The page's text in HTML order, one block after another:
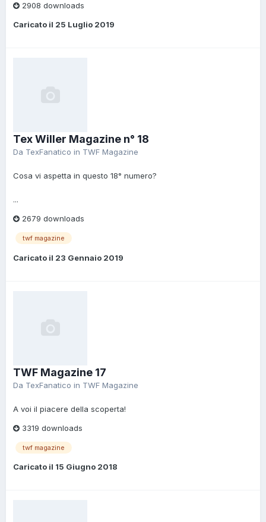
2908 downloads
Caricato il 25 Luglio 2019
Tex Willer Magazine n° 18
Da TexFanatico in TWF Magazine
Cosa vi aspetta in questo 18° numero?
...
2679 downloads
twf magazine
Caricato il 23 Gennaio 2019
TWF Magazine 17
Da TexFanatico in TWF Magazine
A voi il piacere della scoperta!
3319 downloads
twf magazine
Caricato il 15 Giugno 2018